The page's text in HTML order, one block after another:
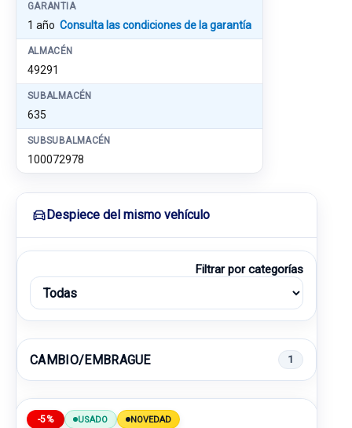
GARANTIA
1 año Consulta las condiciones de la garantía
ALMACÉN
49291
SUBALMACÉN
635
SUBSUBALMACÉN
100072978
Despiece del mismo vehículo
Filtrar por categorías
CAMBIO/EMBRAGUE 1
-5% USADO NOVEDAD